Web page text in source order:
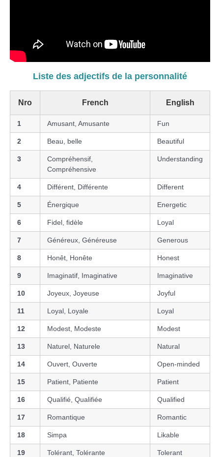
Liste des adjectifs de la personnalité
Nro French English
1 Amusant, Amusante Fun
2 Beau, belle Beautiful
3
Compréhensif,
Compréhensive
Understanding
4 Différent, Différente Different
5 Énergique Energetic
6 Fidel, fidèle Loyal
7 Généreux, Généreuse Generous
8 Honêt, Honête Honest
9 Imaginatif, Imaginative Imaginative
10 Joyeux, Joyeuse Joyful
11 Loyal, Loyale Loyal
12 Modest, Modeste Modest
13 Naturel, Naturele Natural
14 Ouvert, Ouverte Open-minded
15 Patient, Patiente Patient
16 Qualifié, Qualifiée Qualified
17 Romantique Romantic
18 Simpa Likable
19 Tolérant, Tolérante Tolerant